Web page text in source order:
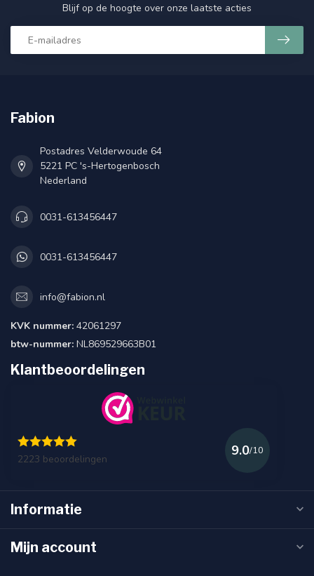
Blijf op de hoogte over onze laatste acties
Fabion
Postadres Velderwoude 64
5221 PC 's-Hertogenbosch
Nederland
0031-613456447
0031-613456447
info@fabion.nl
KVK nummer: 42061297
btw-nummer: NL869529663B01
Klantbeoordelingen
2223 beoordelingen
9.0/10
Informatie
Mijn account